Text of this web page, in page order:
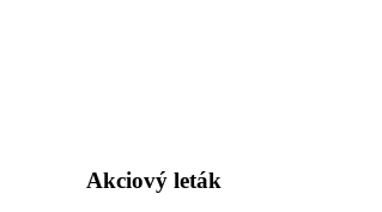
Akciový leták